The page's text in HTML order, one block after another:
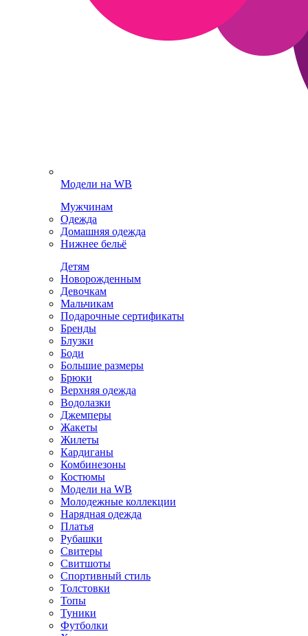
Модели на WB
Мужчинам
Одежда
Домашняя одежда
Нижнее бельё
Детям
Новорожденным
Девочкам
Мальчикам
Подарочные сертификаты
Бренды
Блузки
Боди
Большие размеры
Брюки
Верхняя одежда
Водолазки
Джемперы
Жакеты
Жилеты
Кардиганы
Комбинезоны
Костюмы
Модели на WB
Молодежные коллекции
Нарядная одежда
Платья
Рубашки
Свитеры
Свитшоты
Спортивный стиль
Толстовки
Топы
Туники
Футболки